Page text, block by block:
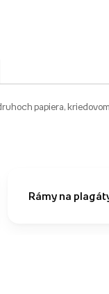
papiera,
Rámy na